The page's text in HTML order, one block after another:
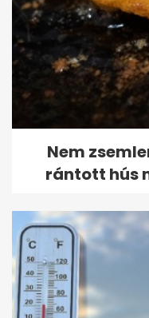
Nem
rántott hús